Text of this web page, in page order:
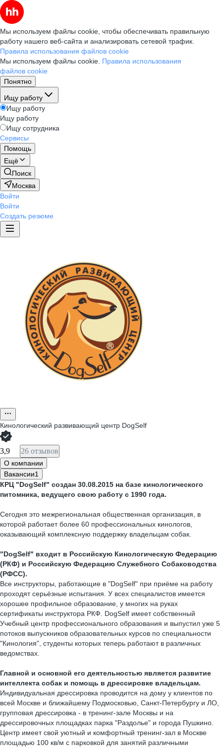
Мы используем файлы cookie, чтобы обеспечивать правильную
работу нашего веб-сайта и анализировать сетевой трафик.
Правила использования файлов cookie
Мы используем файлы cookie. Правила использования
файлов cookie
Понятно
Ищу работу
Ищу работу
Ищу работу
Ищу сотрудника
Сервисы
Помощь
Ещё
Поиск
Москва
Войти
Войти
Создать резюме
Кинологический развивающий центр DogSelf
3,9 26 отзывов
О компании
Вакансии1
КРЦ "DogSelf" создан 30.08.2015 на базе кинологического
питомника, ведущего свою работу с 1990 года.
Сегодня это межрегиональная общественная организация, в
которой работает более 60 профессиональных кинологов,
оказывающий комплексную поддержку владельцам собак.
"DogSelf" входит в Российскую Кинологическую Федерацию
(РКФ) и Российскую Федерацию Служебного Собаководства
(РФСС).
Все инструкторы, работающие в "DogSelf" при приёме на работу
проходят серьёзные испытания. У всех специалистов имеется
хорошее профильное образование, у многих на руках
сертификаты инструктора РКФ. DogSelf имеет собственный
Учебный центр профессионального образования и выпустил уже 5
потоков выпускников образовательных курсов по специальности
"Кинология", студенты которых теперь работают в различных
ведомствах.
Главной и основной его деятельностью является развитие
интеллекта собак и помощь в дрессировке владельцам.
Индивидуальная дрессировка проводится на дому у клиентов по
всей Москве и ближайшему Подмосковью, Санкт-Петербургу и ЛО,
групповая дрессировка - в тренинг-зале Москвы и на
дрессировочных площадках парка "Раздолье" и города Пушкино.
Центр имеет свой уютный и комфортный тренинг-зал в Москве
площадью 100 кв/м с парковкой для занятий различными